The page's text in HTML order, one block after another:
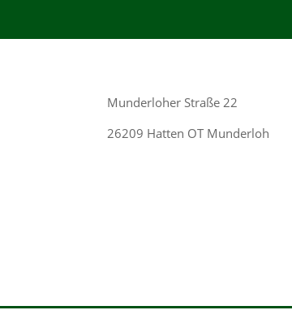
Munderloher Straße 22
26209 Hatten OT Munderloh